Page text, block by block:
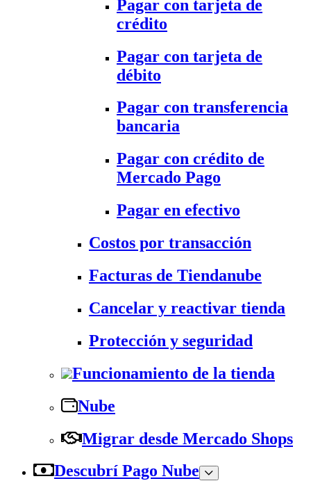
Pagar con tarjeta de
crédito
Pagar con tarjeta de
débito
Pagar con transferencia
bancaria
Pagar con crédito de
Mercado Pago
Pagar en efectivo
Costos por transacción
Facturas de Tiendanube
Cancelar y reactivar tienda
Protección y seguridad
Funcionamiento de la tienda
Nube
Migrar desde Mercado Shops
Descubrí Pago Nube